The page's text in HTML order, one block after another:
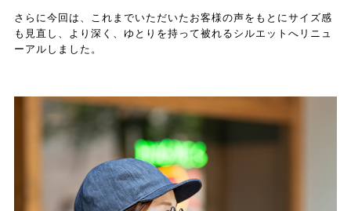
さらに今回は、これまでいただいたお客様の声をもとにサイズ感
も見直し、より深く、ゆとりを持って被れるシルエットへリニュ
ーアルしました。